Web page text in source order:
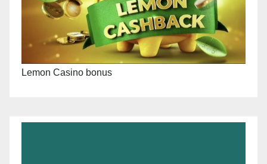
Lemon Casino bonus